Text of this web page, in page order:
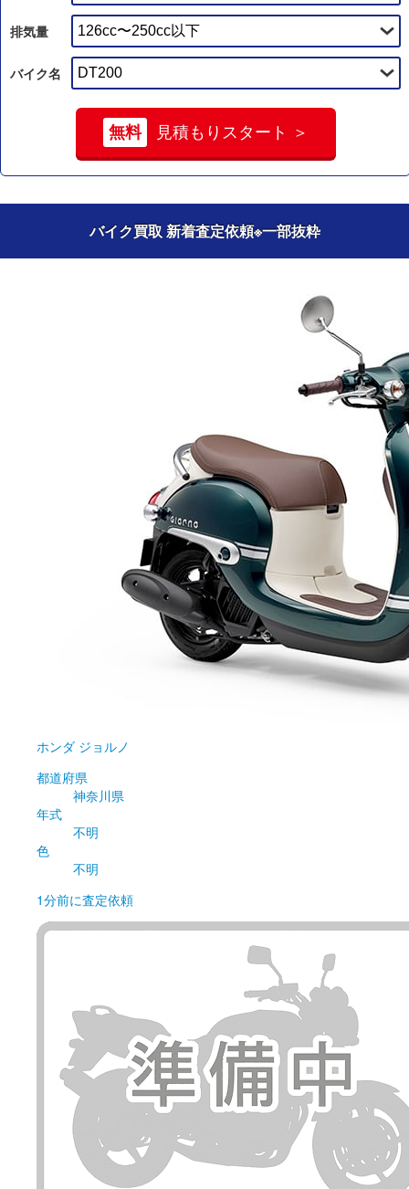
排気量
バイク名
無料 見積もりスタート ＞
バイク買取 新着査定依頼※一部抜粋
ホンダ ジョルノ
都道府県
神奈川県
年式
不明
色
不明
1分前に査定依頼